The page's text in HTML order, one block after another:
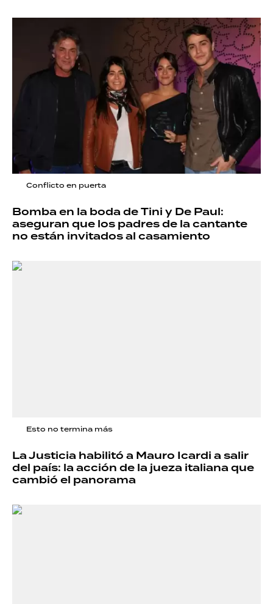
Conflicto en puerta
Bomba en la boda de Tini y De Paul:
aseguran que los padres de la cantante
no están invitados al casamiento
Esto no termina más
La Justicia habilitó a Mauro Icardi a salir
del país: la acción de la jueza italiana que
cambió el panorama